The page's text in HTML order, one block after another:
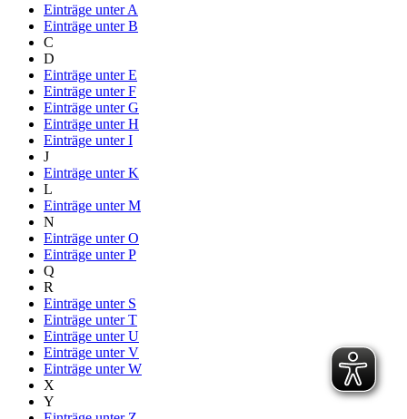
Einträge unterA
Einträge unterB
C
D
Einträge unterE
Einträge unterF
Einträge unterG
Einträge unterH
Einträge unterI
J
Einträge unterK
L
Einträge unterM
N
Einträge unterO
Einträge unterP
Q
R
Einträge unterS
Einträge unterT
Einträge unterU
Einträge unterV
Einträge unterW
X
Y